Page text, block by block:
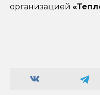
организацией